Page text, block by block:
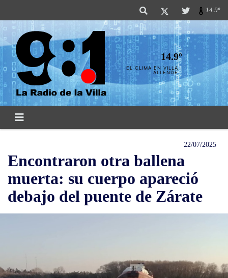
14.9º
14.9º
EL CLIMA EN VILLA
ALLENDE
22/07/2025
Encontraron otra ballena
muerta: su cuerpo apareció
debajo del puente de Zárate